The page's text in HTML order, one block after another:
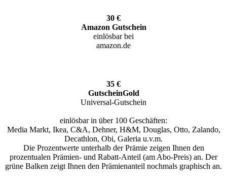
30 €
Amazon Gutschein
einlösbar bei
amazon.de
35 €
GutscheinGold
Universal-Gutschein
einlösbar in über 100 Geschäften:
Media Markt, Ikea, C&A, Dehner, H&M, Douglas, Otto, Zalando,
Decathlon, Obi, Galeria u.v.m.
Die Prozentwerte unterhalb der Prämie zeigen Ihnen den
prozentualen Prämien- und Rabatt-Anteil (am Abo-Preis) an. Der
grüne Balken zeigt Ihnen den Prämienanteil nochmals graphisch an.